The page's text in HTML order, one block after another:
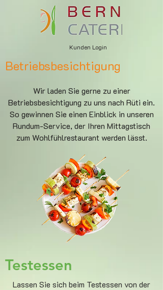
Kunden Login
Betriebsbesichtigung
Wir laden Sie gerne zu einer
Betriebsbesichtigung zu uns nach Rüti ein.
So gewinnen Sie einen Einblick in unseren
Rundum-Service, der Ihren Mittagstisch
zum Wohlfühlrestaurant werden lässt.
Testessen
Lassen Sie sich beim Testessen von der